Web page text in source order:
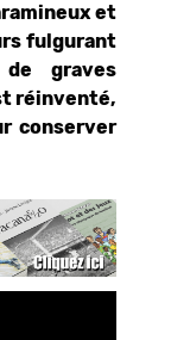
et
fulgurant
graves
réinventé,
conserver